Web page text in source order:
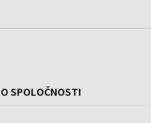
O SPOLOČNOSTI